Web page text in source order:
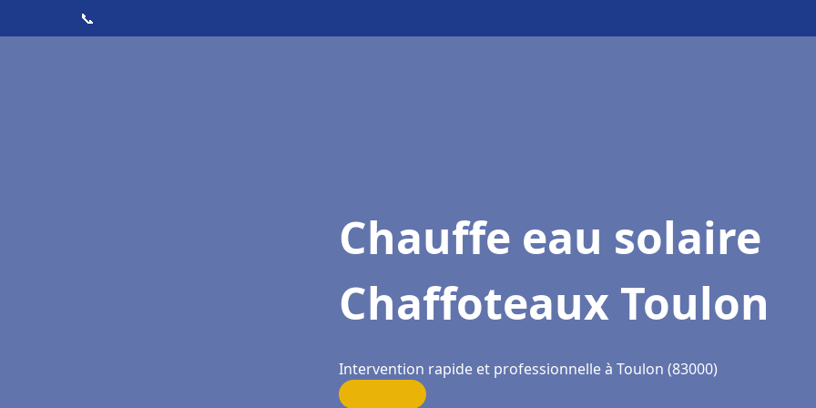
📞
Chauffe eau solaire
Chaffoteaux Toulon
Intervention rapide et professionnelle à Toulon (83000)